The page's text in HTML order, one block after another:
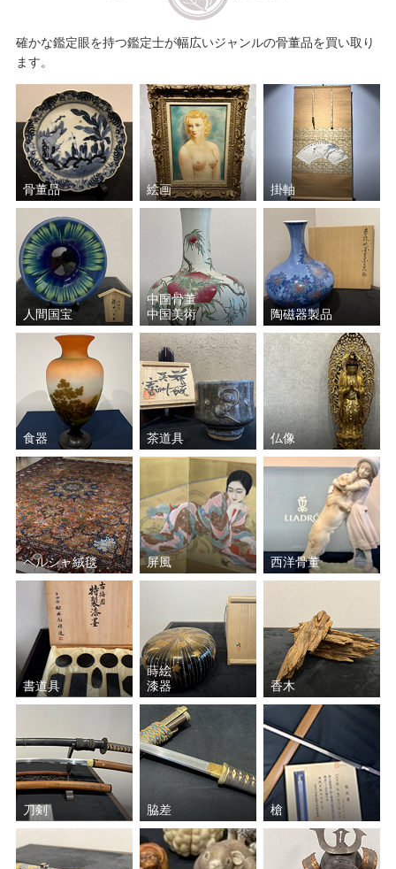
確かな鑑定眼を持つ鑑定士が幅広いジャンルの骨董品を買い取り
ます。
骨董品 絵画 掛軸
人間国宝
中国骨董
中国美術
陶磁器製品
食器 茶道具 仏像
ペルシャ絨毯 屏風 西洋骨董
書道具
蒔絵
漆器
香木
刀剣 脇差 槍